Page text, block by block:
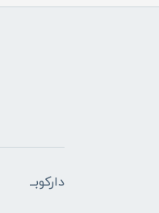
دارکوبــ